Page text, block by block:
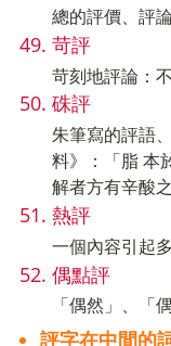
總的評價、評論
苛評
苛刻地評論：
硃評
朱筆寫的評語
料》：「脂 本
解者方有辛酸
熱評
一個內容引起
偶點評
「偶然」、「偶
評字在中間的